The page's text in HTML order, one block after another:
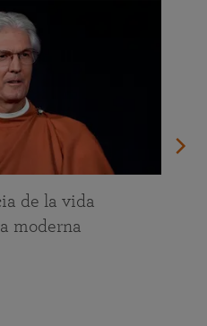
de la vida
moderna